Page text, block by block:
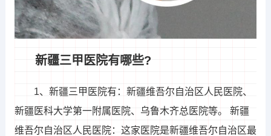
新疆三甲医院有哪些?
1、新疆三甲医院有：新疆维吾尔自治区人民医院、
新疆医科大学第一附属医院、乌鲁木齐总医院等。 新疆
维吾尔自治区人民医院：这家医院是新疆维吾尔自治区最